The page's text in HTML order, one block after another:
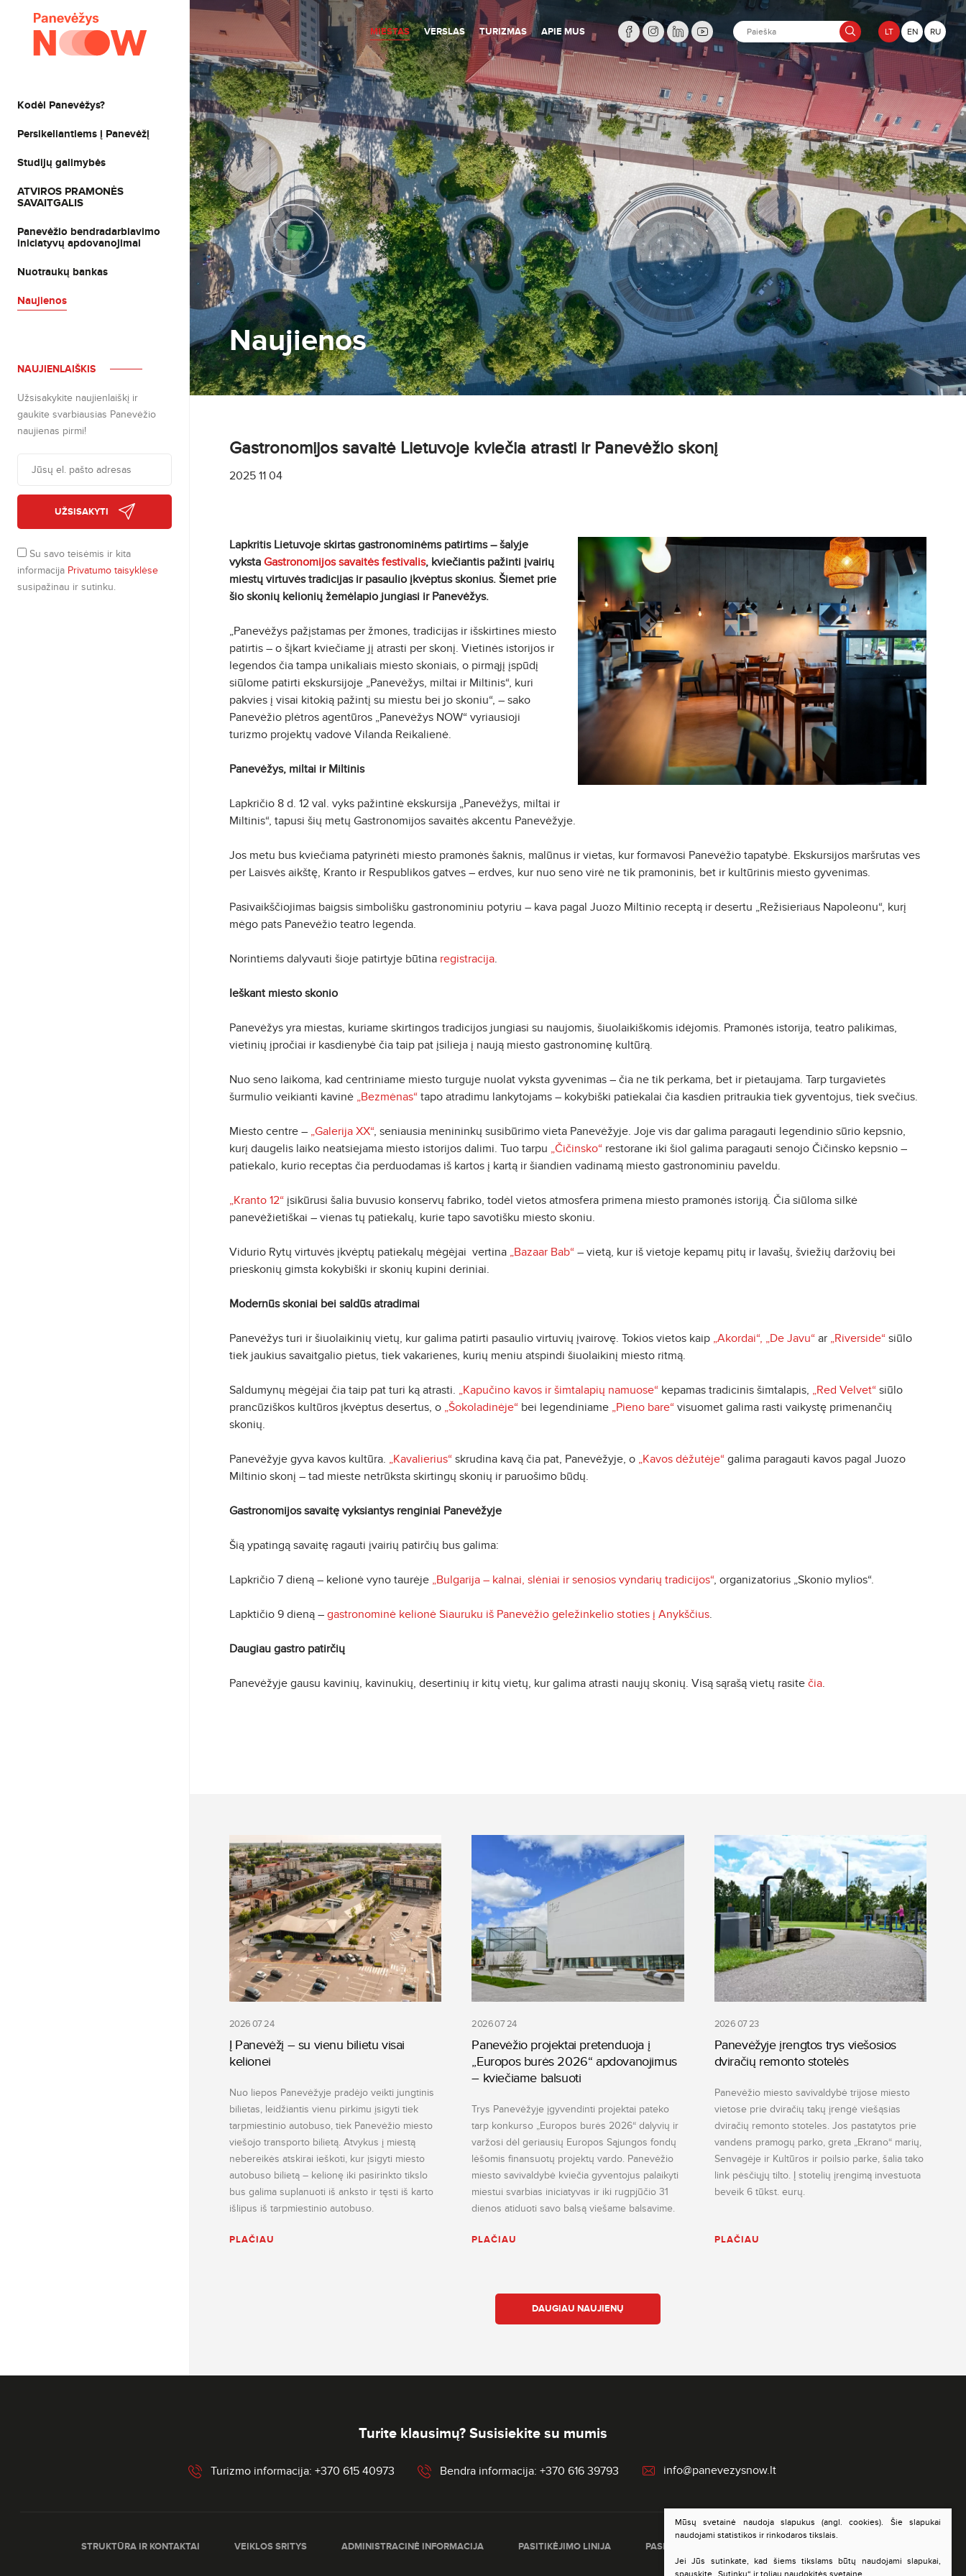
MIESTAS VERSLAS TURIZMAS APIE MUS LT EN RU
Kodėl Panevėžys?
Persikeliantiems į Panevėžį
Studijų galimybės
ATVIROS PRAMONĖS
SAVAITGALIS
Panevėžio bendradarbiavimo
iniciatyvų apdovanojimai
Nuotraukų bankas
Naujienos
NAUJIENLAIŠKIS
Užsisakykite naujienlaiškį ir
gaukite svarbiausias Panevėžio
naujienas pirmi!
UŽSISAKYTI
Su savo teisėmis ir kita
informacija Privatumo taisyklėse
susipažinau ir sutinku.
Naujienos
Gastronomijos savaitė Lietuvoje kviečia atrasti ir Panevėžio skonį
2025 11 04
Lapkritis Lietuvoje skirtas gastronominėms patirtims – šalyje
vyksta Gastronomijos savaitės festivalis, kviečiantis pažinti įvairių
miestų virtuvės tradicijas ir pasaulio įkvėptus skonius. Šiemet prie
šio skonių kelionių žemėlapio jungiasi ir Panevėžys.
„Panevėžys pažįstamas per žmones, tradicijas ir išskirtines miesto
patirtis – o šįkart kviečiame jį atrasti per skonį. Vietinės istorijos ir
legendos čia tampa unikaliais miesto skoniais, o pirmąjį įspūdį
siūlome patirti ekskursijoje „Panevėžys, miltai ir Miltinis“, kuri
pakvies į visai kitokią pažintį su miestu bei jo skoniu“, – sako
Panevėžio plėtros agentūros „Panevėžys NOW“ vyriausioji
turizmo projektų vadovė Vilanda Reikalienė.
Panevėžys, miltai ir Miltinis
Lapkričio 8 d. 12 val. vyks pažintinė ekskursija „Panevėžys, miltai ir
Miltinis“, tapusi šių metų Gastronomijos savaitės akcentu Panevėžyje.
Jos metu bus kviečiama patyrinėti miesto pramonės šaknis, malūnus ir vietas, kur formavosi Panevėžio tapatybė. Ekskursijos maršrutas ves
per Laisvės aikštę, Kranto ir Respublikos gatves – erdves, kur nuo seno virė ne tik pramoninis, bet ir kultūrinis miesto gyvenimas.
Pasivaikščiojimas baigsis simbolišku gastronominiu potyriu – kava pagal Juozo Miltinio receptą ir desertu „Režisieriaus Napoleonu“, kurį
mėgo pats Panevėžio teatro legenda.
Norintiems dalyvauti šioje patirtyje būtina registracija.
Ieškant miesto skonio
Panevėžys yra miestas, kuriame skirtingos tradicijos jungiasi su naujomis, šiuolaikiškomis idėjomis. Pramonės istorija, teatro palikimas,
vietinių įpročiai ir kasdienybė čia taip pat įsilieja į naują miesto gastronominę kultūrą.
Nuo seno laikoma, kad centriniame miesto turguje nuolat vyksta gyvenimas – čia ne tik perkama, bet ir pietaujama. Tarp turgavietės
šurmulio veikianti kavinė „Bezmėnas“ tapo atradimu lankytojams – kokybiški patiekalai čia kasdien pritraukia tiek gyventojus, tiek svečius.
Miesto centre – „Galerija XX“, seniausia menininkų susibūrimo vieta Panevėžyje. Joje vis dar galima paragauti legendinio sūrio kepsnio,
kurį daugelis laiko neatsiejama miesto istorijos dalimi. Tuo tarpu „Čičinsko“ restorane iki šiol galima paragauti senojo Čičinsko kepsnio –
patiekalo, kurio receptas čia perduodamas iš kartos į kartą ir šiandien vadinamą miesto gastronominiu paveldu.
„Kranto 12“ įsikūrusi šalia buvusio konservų fabriko, todėl vietos atmosfera primena miesto pramonės istoriją. Čia siūloma silkė
panevėžietiškai – vienas tų patiekalų, kurie tapo savotišku miesto skoniu.
Vidurio Rytų virtuvės įkvėptų patiekalų mėgėjai vertina „Bazaar Bab“ – vietą, kur iš vietoje kepamų pitų ir lavašų, šviežių daržovių bei
prieskonių gimsta kokybiški ir skonių kupini deriniai.
Modernūs skoniai bei saldūs atradimai
Panevėžys turi ir šiuolaikinių vietų, kur galima patirti pasaulio virtuvių įvairovę. Tokios vietos kaip „Akordai“, „De Javu“ ar „Riverside“ siūlo
tiek jaukius savaitgalio pietus, tiek vakarienes, kurių meniu atspindi šiuolaikinį miesto ritmą.
Saldumynų mėgėjai čia taip pat turi ką atrasti. „Kapučino kavos ir šimtalapių namuose“ kepamas tradicinis šimtalapis, „Red Velvet“ siūlo
prancūziškos kultūros įkvėptus desertus, o „Šokoladinėje“ bei legendiniame „Pieno bare“ visuomet galima rasti vaikystę primenančių
skonių.
Panevėžyje gyva kavos kultūra. „Kavalierius“ skrudina kavą čia pat, Panevėžyje, o „Kavos dėžutėje“ galima paragauti kavos pagal Juozo
Miltinio skonį – tad mieste netrūksta skirtingų skonių ir paruošimo būdų.
Gastronomijos savaitę vyksiantys renginiai Panevėžyje
Šią ypatingą savaitę ragauti įvairių patirčių bus galima:
Lapkričio 7 dieną – kelionė vyno taurėje „Bulgarija – kalnai, slėniai ir senosios vyndarių tradicijos“, organizatorius „Skonio mylios“.
Lapktičio 9 dieną – gastronominė kelionė Siauruku iš Panevėžio geležinkelio stoties į Anykščius.
Daugiau gastro patirčių
Panevėžyje gausu kavinių, kavinukių, desertinių ir kitų vietų, kur galima atrasti naujų skonių. Visą sąrašą vietų rasite čia.
2026 07 24
Į Panevėžį – su vienu bilietu visai
kelionei
Nuo liepos Panevėžyje pradėjo veikti jungtinis
bilietas, leidžiantis vienu pirkimu įsigyti tiek
tarpmiestinio autobuso, tiek Panevėžio miesto
viešojo transporto bilietą. Atvykus į miestą
nebereikės atskirai ieškoti, kur įsigyti miesto
autobuso bilietą – kelionę iki pasirinkto tikslo
bus galima suplanuoti iš anksto ir tęsti iš karto
išlipus iš tarpmiestinio autobuso.
PLAČIAU
2026 07 24
Panevėžio projektai pretenduoja į
„Europos burės 2026“ apdovanojimus
– kviečiame balsuoti
Trys Panevėžyje įgyvendinti projektai pateko
tarp konkurso „Europos burės 2026“ dalyvių ir
varžosi dėl geriausių Europos Sąjungos fondų
lėšomis finansuotų projektų vardo. Panevėžio
miesto savivaldybė kviečia gyventojus palaikyti
miestui svarbias iniciatyvas ir iki rugpjūčio 31
dienos atiduoti savo balsą viešame balsavime.
PLAČIAU
2026 07 23
Panevėžyje įrengtos trys viešosios
dviračių remonto stotelės
Panevėžio miesto savivaldybė trijose miesto
vietose prie dviračių takų įrengė viešąsias
dviračių remonto stoteles. Jos pastatytos prie
vandens pramogų parko, greta „Ekrano“ marių,
Senvagėje ir Kultūros ir poilsio parke, šalia tako
link pėsčiųjų tilto. Į stotelių įrengimą investuota
beveik 6 tūkst. eurų.
PLAČIAU
DAUGIAU NAUJIENŲ
Turite klausimų? Susisiekite su mumis
Turizmo informacija: +370 615 40973 Bendra informacija: +370 616 39793 info@panevezysnow.lt
STRUKTŪRA IR KONTAKTAI VEIKLOS SRITYS ADMINISTRACINĖ INFORMACIJA PASITIKĖJIMO LINIJA PASLAUGŲ ĮVERTINIMAS
Mūsų svetainė naudoja slapukus (angl. cookies). Šie slapukai
naudojami statistikos ir rinkodaros tikslais.
Jei Jūs sutinkate, kad šiems tikslams būtų naudojami slapukai,